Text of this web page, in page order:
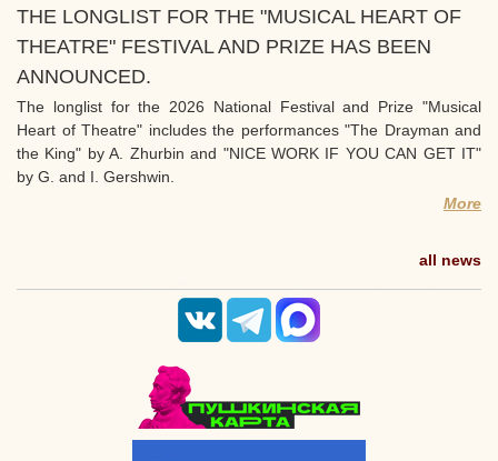
THE LONGLIST FOR THE "MUSICAL HEART OF
THEATRE" FESTIVAL AND PRIZE HAS BEEN
ANNOUNCED.
The longlist for the 2026 National Festival and Prize "Musical
Heart of Theatre" includes the performances "The Drayman and
the King" by A. Zhurbin and "NICE WORK IF YOU CAN GET IT"
by G. and I. Gershwin.
More
all news